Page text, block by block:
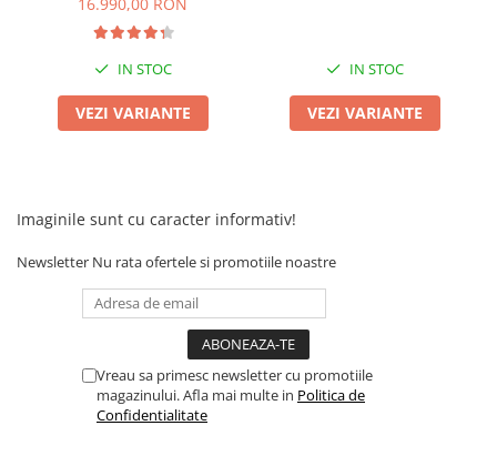
Tranzistori Mosfet - Senzori
Invertor tensiune
Piese Trotineta Electrica - grupate
Piese Trotinete Electrice
Incarcatoare
Acumulatori
Anvelope si camere
autonomie maxima 69km
IN STOC
VEZI VARIANTE
IN STOC
VEZI VARIANTE
Imaginile sunt cu caracter informativ!
Newsletter Nu rata ofertele si promotiile noastre
Vreau sa primesc newsletter cu promotiile
magazinului. Afla mai multe in Politica de
Confidentialitate